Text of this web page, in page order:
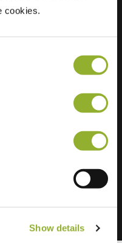
cookies.
Show details